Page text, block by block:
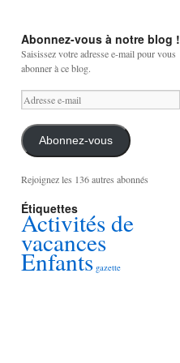
Abonnez-vous à notre blog !
Saisissez votre adresse e-mail pour vous
abonner à ce blog.
Adresse
e-
mail
Abonnez-vous
Rejoignez les 136 autres abonnés
Étiquettes
Activités de
vacances
Enfants gazette